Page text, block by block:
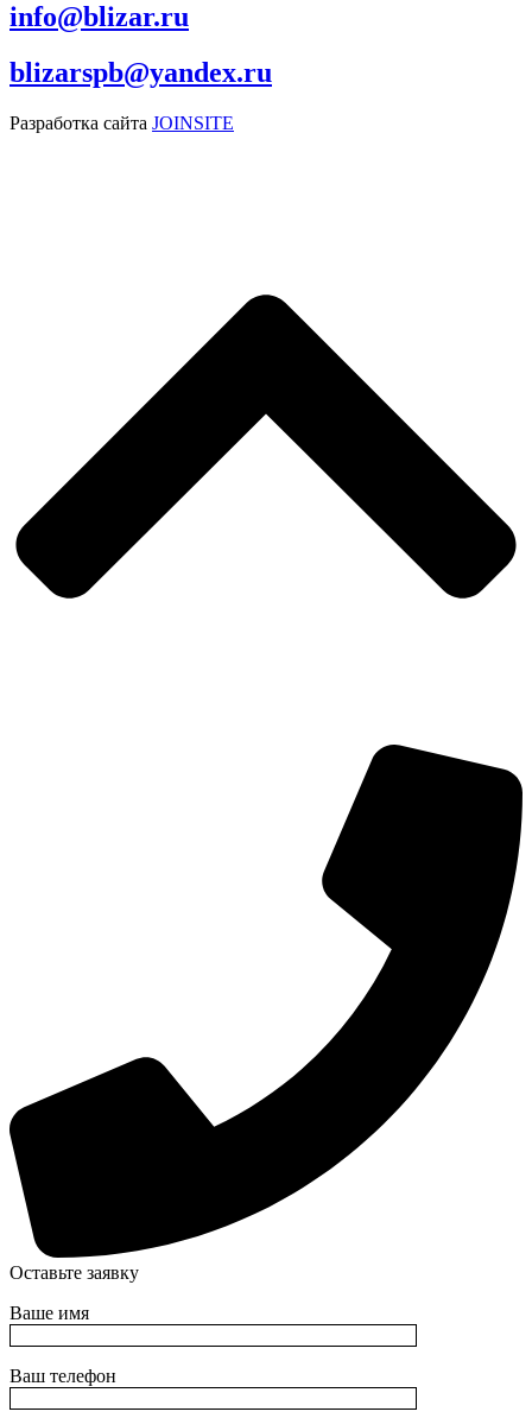
info@blizar.ru
blizarspb@yandex.ru
Разработка сайта JOINSITE
Оставьте заявку
Ваше имя
Ваш телефон